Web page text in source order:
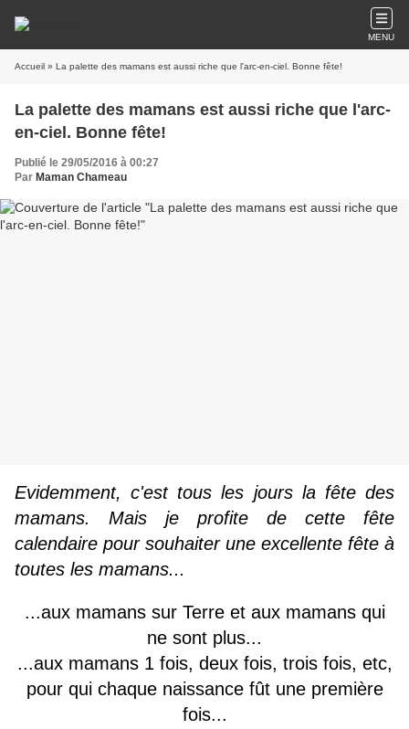
MENU
Accueil » La palette des mamans est aussi riche que l'arc-en-ciel. Bonne fête!
La palette des mamans est aussi riche que l'arc-
en-ciel. Bonne fête!
Publié le 29/05/2016 à 00:27
Par Maman Chameau
Evidemment, c'est tous les jours la fête des
mamans. Mais je profite de cette fête
calendaire pour souhaiter une excellente fête à
toutes les mamans...
...aux mamans sur Terre et aux mamans qui
ne sont plus...
...aux mamans 1 fois, deux fois, trois fois, etc,
pour qui chaque naissance fût une première
fois...